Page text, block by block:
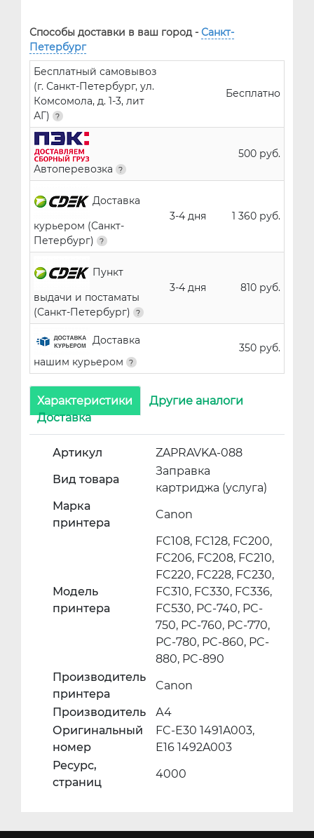
Способы доставки в ваш город - Санкт-
Петербург
Бесплатный самовывоз
(г. Санкт-Петербург, ул.
Комсомола, д. 1-3, лит
АГ)
Бесплатно
Автоперевозка
500 руб.
Доставка
курьером (Санкт-
Петербург)
3-4 дня 1 360 руб.
Пункт
выдачи и постаматы
(Санкт-Петербург)
3-4 дня 810 руб.
Доставка
нашим курьером
350 руб.
Характеристики
Другие аналоги
Доставка
Артикул
ZAPRAVKA-088
Вид товара
Заправка
картриджа (услуга)
Марка
принтера
Canon
Модель
принтера
FC108, FC128, FC200,
FC206, FC208, FC210,
FC220, FC228, FC230,
FC310, FC330, FC336,
FC530, PC-740, PC-
750, PC-760, PC-770,
PC-780, PC-860, PC-
880, PC-890
Производитель
принтера
Canon
Производитель
А4
Оригинальный
номер
FC-E30 1491A003,
E16 1492A003
Ресурс,
страниц
4000